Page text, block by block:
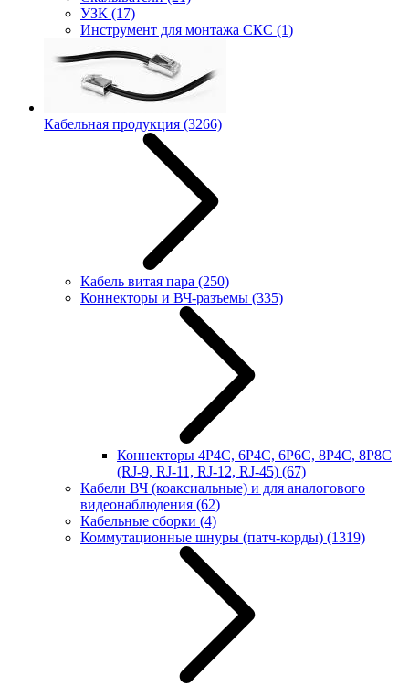
УЗК (17)
Инструмент для монтажа СКС (1)
Кабельная продукция (3266)
Кабель витая пара (250)
Коннекторы и ВЧ-разъемы (335)
Коннекторы 4P4C, 6P4C, 6P6C, 8P4C, 8P8C
(RJ-9, RJ-11, RJ-12, RJ-45) (67)
Кабели ВЧ (коаксиальные) и для аналогового
видеонаблюдения (62)
Кабельные сборки (4)
Коммутационные шнуры (патч-корды) (1319)